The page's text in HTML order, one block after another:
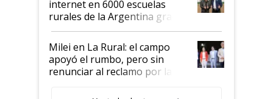
internet en 6000 escuelas
rurales de la Argentina gracias
a un acuerdo con Starlink
Milei en La Rural: el campo
apoyó el rumbo, pero sin
renunciar al reclamo por las